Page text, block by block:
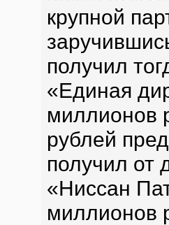
крупной
получил
«Единая
миллионов
рублей
получил от
«Ниссан
миллионов